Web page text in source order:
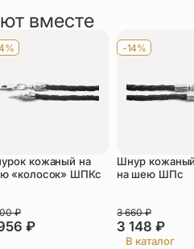
отзыв
вместе
кожаный на
«колосок» ШПКс
₽
₽
-14%
Шнур кожаный
на шею ШПс
3 148 ₽
3 660₽
В каталог